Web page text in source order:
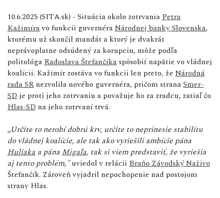
10.6.2025 (SITA.sk) - Situácia okolo zotrvania Petra
Kažimíravo funkcii guvernéraNárodnej banky Slovenska,
ktorému už skončil mandát a ktorý je dvakrát
neprávoplatne odsúdený za korupciu, môže podľa
politológa Radoslava Štefančíkaspôsobiť napätie vo vládnej
koalícii. Kažimír zostáva vo funkcii len preto, že Národná
rada SR nezvolila nového guvernéra, pričom stranaSmer-
SD je proti jeho zotrvaniu a považuje ho za zradcu, zatiaľ čo
Hlas-SD na jeho zotrvaní trvá.
„Určite to nerobí dobrú krv, určite to neprinesie stabilitu
do vládnej koalície, ale tak ako vyriešili ambície pána
Huliaka a pána Migaľa, tak si viem predstaviť, že vyriešia
aj tento problém,"uviedol v relácii Braňo Závodský Naživo
Štefančík. Zároveň vyjadril nepochopenie nad postojom
strany Hlas.